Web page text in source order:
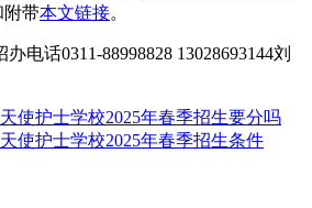
附带本文链接。
电话0311-88998828 13028693144刘
使护士学校2025年春季招生要分吗
使护士学校2025年春季招生条件